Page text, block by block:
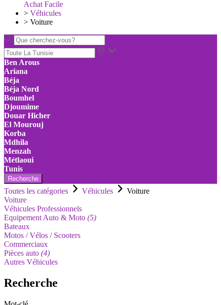
Achat Facile
> Véhicules
> Voiture
Ben Arous
Ariana
Béja
Béja Nord
Boumhel
Djoumime
Douar Hicher
El Mourouj
Korba
Mdhila
Menzah
Métlaoui
Tunis
Recherche
Toutes les catégories Véhicules
Voiture
Voiture
Véhicules Professionnels
Equipement Auto & Moto (5)
Bateaux
Motos / Vélos / Scooters
Commerciaux
Pièces auto (4)
Autres Véhicules
Recherche